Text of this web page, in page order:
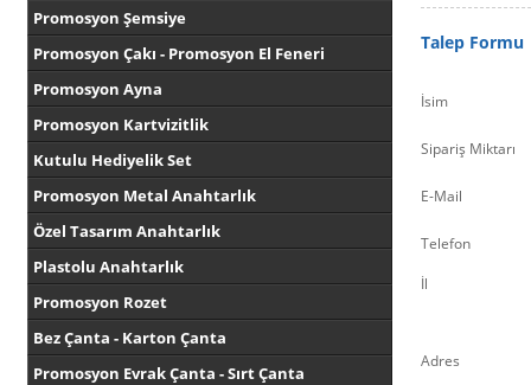
Promosyon Şemsiye
Promosyon Çakı - Promosyon El Feneri
Promosyon Ayna
Promosyon Kartvizitlik
Kutulu Hediyelik Set
Promosyon Metal Anahtarlık
Özel Tasarım Anahtarlık
Plastolu Anahtarlık
Promosyon Rozet
Bez Çanta - Karton Çanta
Promosyon Evrak Çanta - Sırt Çanta
Talep Formu
İsim
Sipariş Miktarı
E-Mail
Telefon
İl
Adres